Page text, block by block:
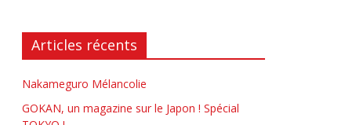
Articles récents
Nakameguro Mélancolie
GOKAN, un magazine sur le Japon ! Spécial